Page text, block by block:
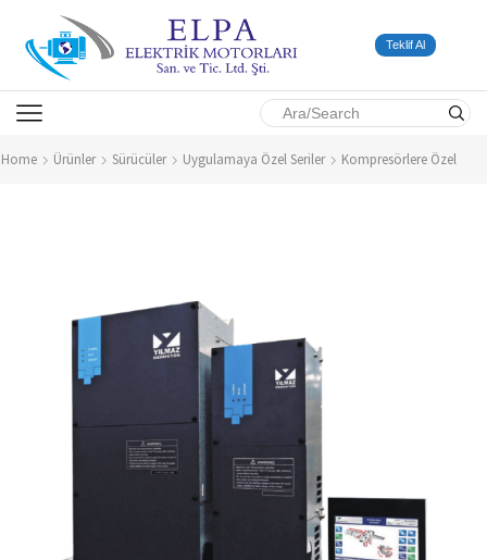
Teklif Al
SEARCH
Home Ürünler Sürücüler Uygulamaya Özel Seriler Kompresörlere Özel